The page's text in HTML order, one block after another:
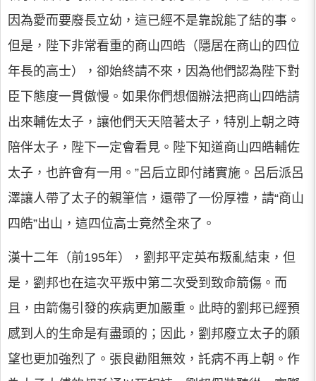
因為愛而要廢長立幼，這已經不是靠說能了結的事。
但是，陛下非常看重的商山四皓（隱居在商山的四位
年長的高士），卻始終請不來，因為他們認為陛下對
臣下態度一貫傲慢。如果你們想個辦法把商山四皓請
出來輔佐太子，讓他們天天陪著太子，特別上朝之時
陪伴太子，陛下一定會看見。陛下知道商山四皓輔佐
太子，也許會有一用。”呂后立即付諸實施。呂后派呂
澤讓人帶了太子的親筆信，還帶了一份厚禮，請“商山
四皓”出山，這四位高士竟然全來了。
漢十二年（前195年），劉邦平定英布叛亂結束，但
是，劉邦也在這次平叛中第二次受到致命箭傷。而
且，由箭傷引發的疾病更加嚴重。此時的劉邦已經預
感到人的生命是有盡頭的；因此，劉邦廢立太子的願
望也更加強烈了。張良勸阻無效，託病不再上朝。作